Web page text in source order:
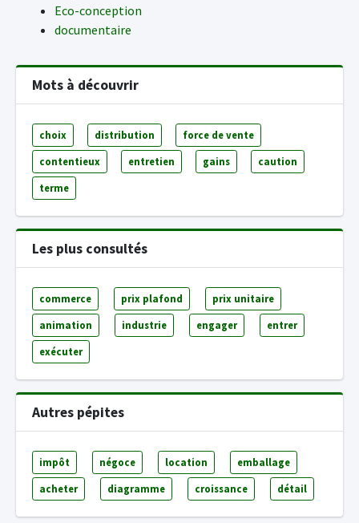
Eco-conception
documentaire
Mots à découvrir
choix distribution force de vente
contentieux entretien gains caution
terme
Les plus consultés
commerce prix plafond prix unitaire
animation industrie engager entrer
exécuter
Autres pépites
impôt négoce location emballage
acheter diagramme croissance détail